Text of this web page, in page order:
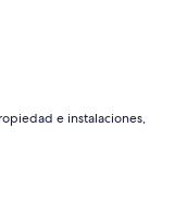
e instalaciones,